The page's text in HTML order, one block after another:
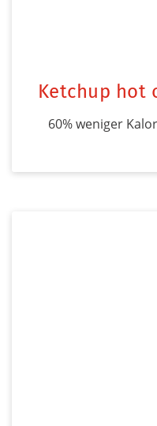
Ketchup hot
60% weniger